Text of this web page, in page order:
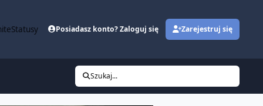
Statusy Posiadasz konto? Zaloguj się Zarejestruj się
Szukaj...